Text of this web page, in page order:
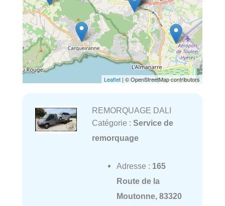
Leaflet | © OpenStreetMap contributors
REMORQUAGE DALI
Catégorie : Service de
remorquage
Adresse : 165
Route de la
Moutonne, 83320